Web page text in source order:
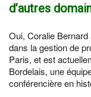
d’autres
Oui, Coralie
dans la gestion de
Paris, et est
Bordelais, une
conférencière en